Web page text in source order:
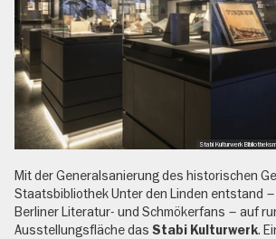
Stabi Kulturwerk
Mit der Generalsanierung des historischen
Staatsbibliothek Unter den Linden entstand –
Berliner Literatur- und Schmökerfans – auf
Ausstellungsfläche das Stabi Kulturwerk.